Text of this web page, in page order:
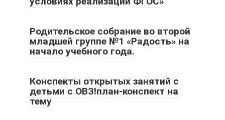
Родительское собрание во второй
младшей группе №1 «Радость» на
начало учебного года.
Конспекты открытых занятий с
детьми с ОВЗ!план-конспект на
тему